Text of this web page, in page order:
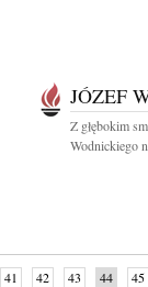
JÓZEF
Z głębokim
Wodnickiego
41 42 43 44 45